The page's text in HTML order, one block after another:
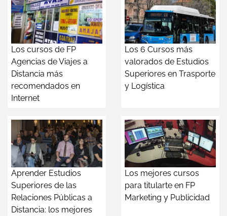
Los cursos de FP
Agencias de Viajes a
Distancia más
recomendados en
Internet
Los 6 Cursos más
valorados de Estudios
Superiores en Trasporte
y Logística
Aprender Estudios
Superiores de las
Relaciones Públicas a
Distancia: los mejores
Los mejores cursos
para titularte en FP
Marketing y Publicidad